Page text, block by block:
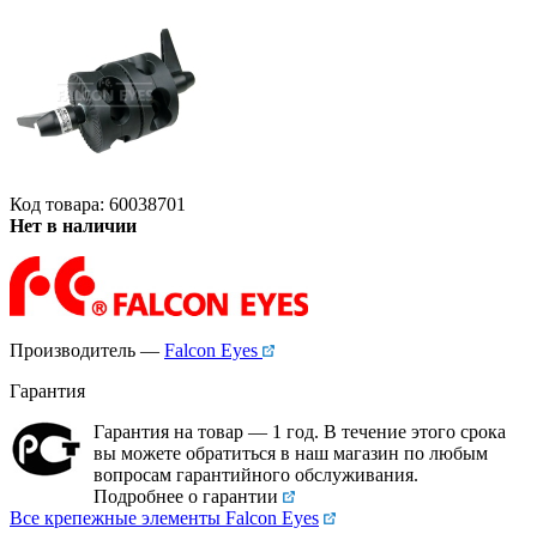
Код товара: 60038701
Нет в наличии
Производитель — Falcon Eyes
Гарантия
Гарантия на товар — 1 год. В течение этого срока
вы можете обратиться в наш магазин по любым
вопросам гарантийного обслуживания.
Подробнее о гарантии
Все крепежные элементы Falcon Eyes